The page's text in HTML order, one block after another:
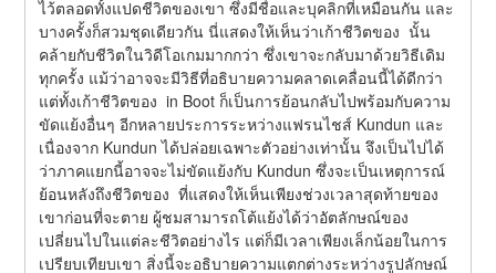
ไว้ตลอดทั้งแปดชีวิตของเขา ซึ่งมีชื่อและบุคลิกที่เหมือนกัน และ
บางครั้งก็สวมชุดเดียวกัน นี่แสดงให้เห็นว่าเก้าชีวิตของ  นั้น
คล้ายกับชีวิตในวิดีโอเกมมากกว่า ซึ่งเขาจะกลับมาด้วยวิธีเดิม
ทุกครั้ง แม้ว่าอาจจะมีวิธีที่อธิบายความคลาดเคลื่อนนี้ได้ดีกว่า
แต่ทั้งเก้าชีวิตของ  in Boot ก็เป็นการย้อนกลับไปพร้อมกับความ
ขัดแย้งอื่นๆ อีกหลายประการระหว่างแฟรนไชส์ Kundun และ
เนื่องจาก Kundun ได้ปล่อยเฉพาะตัวอย่างเท่านั้น จึงเป็นไปได้
ว่าภาคแยกนี้อาจจะไม่ขัดแย้งกับ Kundun ซึ่งจะเป็นเหตุการณ์
ย้อนหลังถึงชีวิตของ  ที่แสดงให้เห็นเพียงช่วงเวลาสุดท้ายของ
เขาก่อนที่จะตาย ผู้ชมสามารถโต้แย้งได้ว่าอัตลักษณ์ของ
เปลี่ยนไปในแต่ละชีวิตอย่างไร แต่ก็มีเวลาเพียงเล็กน้อยในการ
เปรียบเทียบเขา สิ่งนี้จะอธิบายความแตกต่างระหว่างรูปลักษณ์